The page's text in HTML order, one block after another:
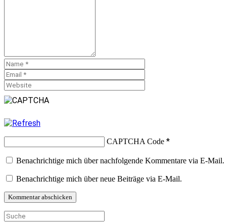
CAPTCHA Code *
Benachrichtige mich über nachfolgende Kommentare via E-Mail.
Benachrichtige mich über neue Beiträge via E-Mail.